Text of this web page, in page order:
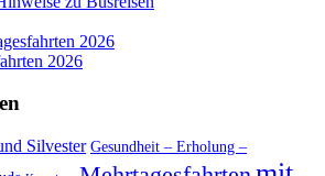
2026
2026
Silvester Gesundheit – Erholung –